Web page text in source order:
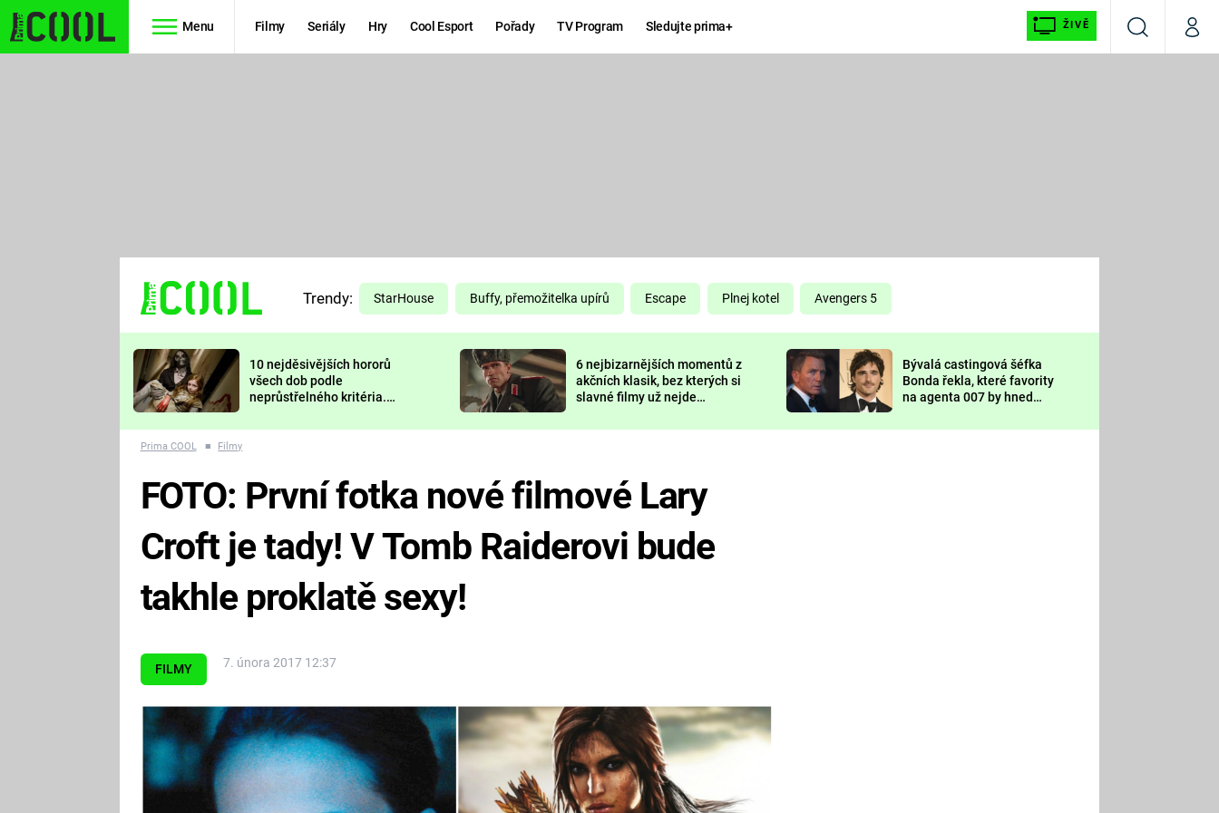
Menu Filmy Seriály Hry Cool Esport Pořady TV Program Sledujte prima+ ŽIVĚ
VyhledáváníMůj
TŘESKU
FUTURAMA
PREDÁTOR
DELIVERANCE
KOMEDIE
CHUCK
NORRIS
DEADPOOL
Prima LAJK
Sledujte nás
Trendy: StarHouse Buffy, přemožitelka upírů Escape Plnej kotel Avengers 5
10 nejděsivějších hororů
všech dob podle
neprůstřelného kritéria.
nejvíc zvednou tep?
6 nejbizarnějších momentů z
akčních klasik, bez kterých si
slavné filmy už nejde
Bývalá castingová šéfka
Bonda řekla, které favority
na agenta 007 by hned
Prima COOL ■ Filmy
FILMY 7. února 2017 12:37
FOTO: První fotka nové filmové Lary
Croft je tady! V Tomb Raiderovi bude
takhle proklatě sexy!